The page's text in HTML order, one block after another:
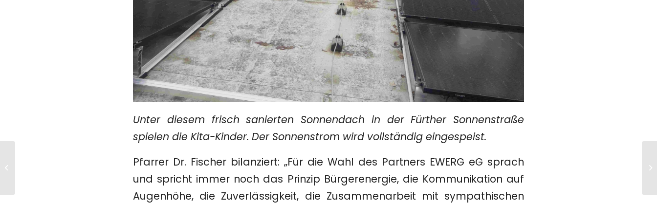
Unter diesem frisch sanierten Sonnendach in der Fürther Sonnenstraße
spielen die Kita-Kinder. Der Sonnenstrom wird vollständig eingespeist.
Pfarrer Dr. Fischer bilanziert: „Für die Wahl des Partners EWERG eG sprach
und spricht immer noch das Prinzip Bürgerenergie, die Kommunikation auf
Augenhöhe, die Zuverlässigkeit, die Zusammenarbeit mit sympathischen